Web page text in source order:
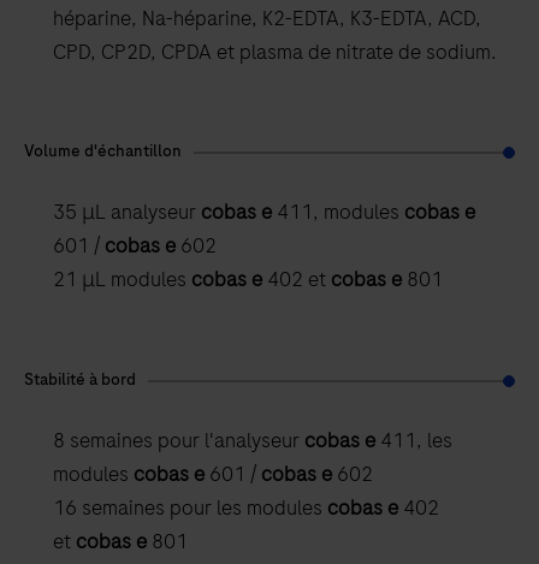
héparine, Na-héparine, K2-EDTA, K3-EDTA, ACD,
CPD, CP2D, CPDA et plasma de nitrate de sodium.
Volume d'échantillon
35 μL analyseur cobas e 411, modules cobas e
601 / cobas e 602
21 μL modules cobas e 402 et cobas e 801
Stabilité à bord
8 semaines pour l'analyseur cobas e 411, les
modules cobas e 601 / cobas e 602
16 semaines pour les modules cobas e 402
et cobas e 801